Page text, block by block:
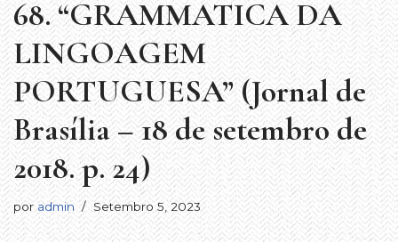
68. “GRAMMATICA DA
LINGOAGEM
PORTUGUESA” (Jornal de
Brasília – 18 de setembro de
2018. p. 24)
por admin Setembro 5, 2023